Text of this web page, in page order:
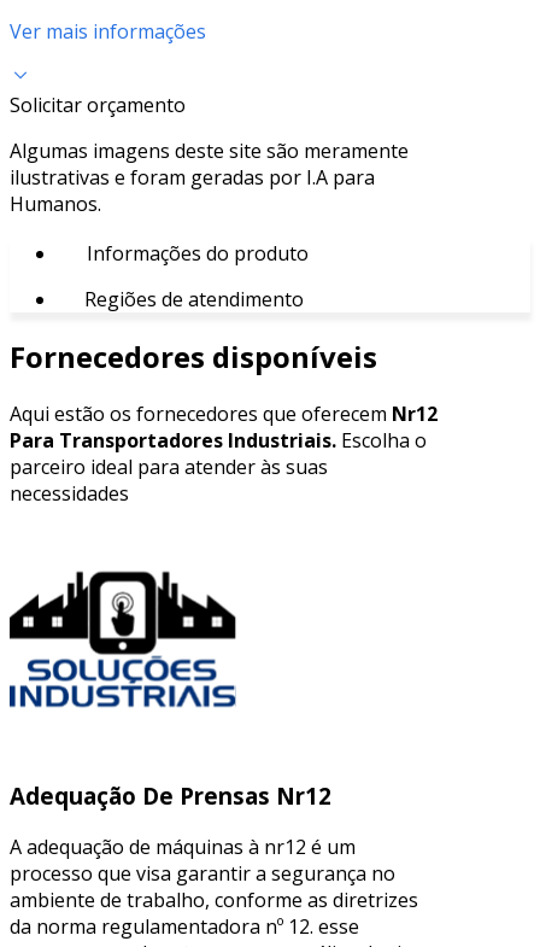
Ver mais informações
Solicitar orçamento
Algumas imagens deste site são meramente
ilustrativas e foram geradas por I.A para
Humanos.
Informações do produto
Regiões de atendimento
Fornecedores disponíveis
Aqui estão os fornecedores que oferecem Nr12
Para Transportadores Industriais. Escolha o
parceiro ideal para atender às suas
necessidades
Adequação De Prensas Nr12
A adequação de máquinas à nr12 é um
processo que visa garantir a segurança no
ambiente de trabalho, conforme as diretrizes
da norma regulamentadora nº 12. esse